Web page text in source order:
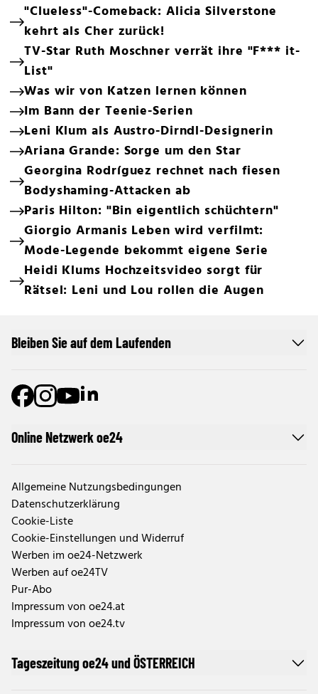
"Clueless"-Comeback: Alicia Silverstone
kehrt als Cher zurück!
TV-Star Ruth Moschner verrät ihre "F*** it-
List"
Was wir von Katzen lernen können
Im Bann der Teenie-Serien
Leni Klum als Austro-Dirndl-Designerin
Ariana Grande: Sorge um den Star
Georgina Rodríguez rechnet nach fiesen
Bodyshaming-Attacken ab
Paris Hilton: "Bin eigentlich schüchtern"
Giorgio Armanis Leben wird verfilmt:
Mode-Legende bekommt eigene Serie
Heidi Klums Hochzeitsvideo sorgt für
Rätsel: Leni und Lou rollen die Augen
Online Netzwerk oe24
Allgemeine Nutzungsbedingungen
Datenschutzerklärung
Cookie-Liste
Cookie-Einstellungen und Widerruf
Werben im oe24-Netzwerk
Werben auf oe24TV
Pur-Abo
Impressum von oe24.at
Impressum von oe24.tv
Tageszeitung oe24 und ÖSTERREICH
Bleiben Sie auf dem Laufenden